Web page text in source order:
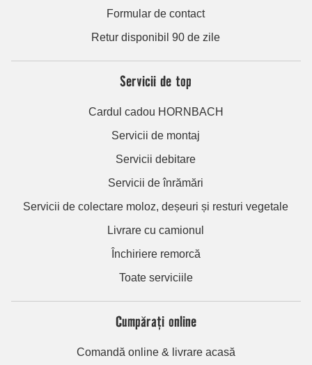
Formular de contact
Retur disponibil 90 de zile
Servicii de top
Cardul cadou HORNBACH
Servicii de montaj
Servicii debitare
Servicii de înrămări
Servicii de colectare moloz, deșeuri și resturi vegetale
Livrare cu camionul
Închiriere remorcă
Toate serviciile
Cumpărați online
Comandă online & livrare acasă